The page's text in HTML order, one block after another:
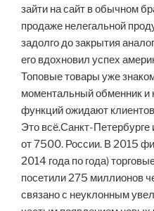
зайти на сайт в обычном
продаже нелегальной
задолго до закрытия
его вдохновил успех
Топовые товары уже
моментальный обменник и
функций ожидают
Это всё.Санкт-
от 7500. России. В 2015
2014 года по года)
посетили 275 миллионов
связано с неуклонным